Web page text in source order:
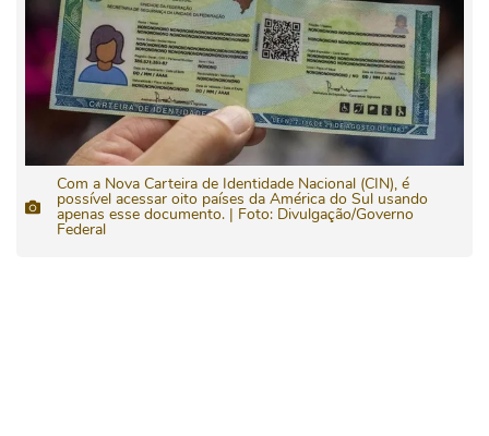
Com a Nova Carteira de Identidade Nacional (CIN), é
possível acessar oito países da América do Sul usando
apenas esse documento. | Foto: Divulgação/Governo
Federal